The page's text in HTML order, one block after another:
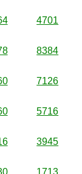
4701
8384
7126
5716
3945
1713